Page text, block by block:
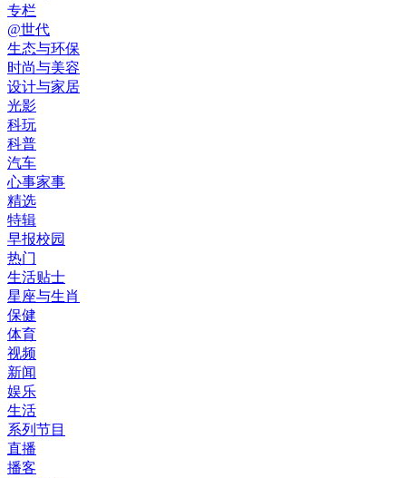
专栏
@世代
生态与环保
时尚与美容
设计与家居
光影
科玩
科普
汽车
心事家事
精选
特辑
早报校园
热门
生活贴士
星座与生肖
保健
体育
视频
新闻
娱乐
生活
系列节目
直播
播客